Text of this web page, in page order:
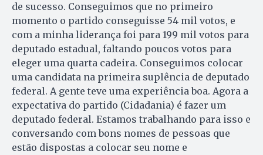
de sucesso. Conseguimos que no primeiro
momento o partido conseguisse 54 mil votos, e
com a minha liderança foi para 199 mil votos para
deputado estadual, faltando poucos votos para
eleger uma quarta cadeira. Conseguimos colocar
uma candidata na primeira suplência de deputado
federal. A gente teve uma experiência boa. Agora a
expectativa do partido (Cidadania) é fazer um
deputado federal. Estamos trabalhando para isso e
conversando com bons nomes de pessoas que
estão dispostas a colocar seu nome e